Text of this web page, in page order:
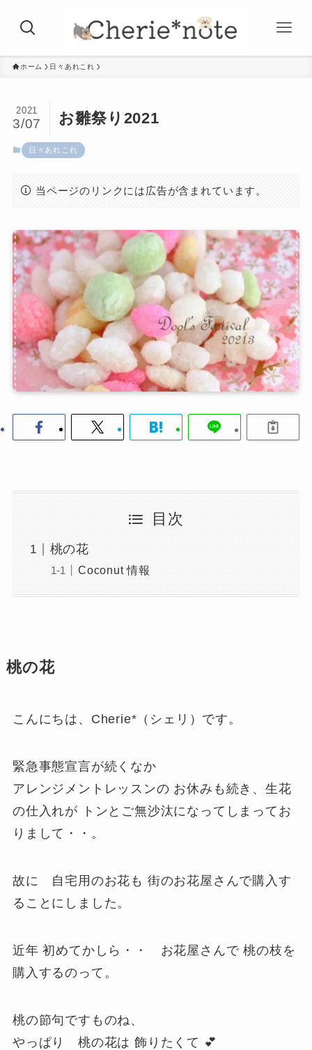
ホーム 日々あれこれ
お雛祭り2021
2021
3/07
日々あれこれ
当ページのリンクには広告が含まれています。
目次
桃の花
Coconut 情報
桃の花
こんにちは、Cherie*（シェリ）です。
緊急事態宣言が続くなか
アレンジメントレッスンの お休みも続き、生花
の仕入れが トンとご無沙汰になってしまってお
りまして・・。
故に 自宅用のお花も 街のお花屋さんで購入す
ることにしました。
近年 初めてかしら・・ お花屋さんで 桃の枝を
購入するのって。
桃の節句ですものね、
やっぱり 桃の花は 飾りたくて 💕